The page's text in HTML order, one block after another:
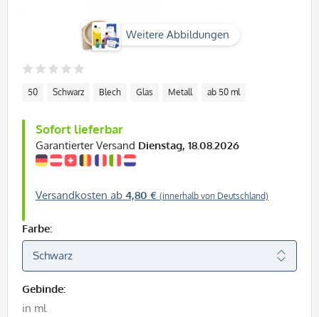
Weitere Abbildungen
50 Schwarz Blech Glas Metall ab 50 ml
Sofort lieferbar
Garantierter Versand Dienstag, 18.08.2026
Versandkosten ab 4,80 € (innerhalb von Deutschland)
Farbe:
Gebinde:
in ml